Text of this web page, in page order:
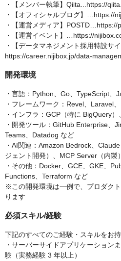
・【メンバー執筆】Qiita...https://
・【オフィシャルブログ】…https://
・【運営メディア】POSTD…https://
・【運営イベント】…https://
・【データマネジメント採用特設サ
https://career.nijibox.jp/data-
開発環境
・言語：Python、Go、TypeScript、
・フレームワーク：Revel、Laravel
・インフラ：GCP（特に BigQuery）
・開発ツール：GitHub Enterprise、
Teams、Datadog など
・AI関連：Amazon Bedrock、
ジェント開発）、MCP Server（内製）
・その他：Docker、GCE、GKE、
Functions、Terraform など
※この開発環境は一例で、プロダク
ります
必須スキル/経験
下記のすべてのご経験・スキルをお
・サーバーサイドアプリケーション
験（実務経験 3 年以上）